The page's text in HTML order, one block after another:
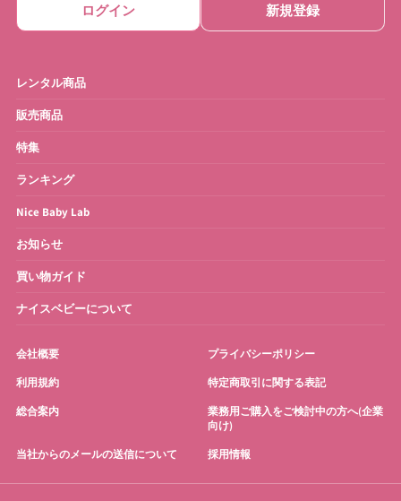
ベビーバス
お宮参り・お祝い衣装
ログイン 新規登録
レンタル商品
販売商品
特集
ランキング
Nice Baby Lab
お知らせ
買い物ガイド
ナイスベビーについて
会社概要 プライバシーポリシー
利用規約 特定商取引に関する表記
総合案内
業務用ご購入をご検討中の方へ(企業
向け)
当社からのメールの送信について 採用情報